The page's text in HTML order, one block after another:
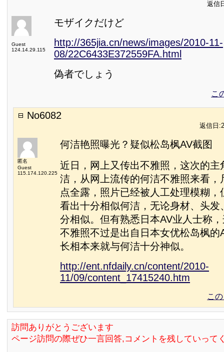
返信
Guest
124.14.29.115
モザイクだけど
http://365jia.cn/news/images/2010-11-
08/22C6433E372559FA.html
偽者でしょう
こ
No6082
返信日
匿名
Guest
115.174.120.225
何洁艳照曝光？疑似松岛枫AV截图
近日，网上又传出不雅照，这次的主
洁，从网上流传的何洁不雅照来看，
点全露，照片已经被人工处理模糊，
看出十分相似何洁，无论身材、头发
分相似。但有熟悉日本AV业人士称
不雅照不过是出自日本女优松岛枫的
长相本来就与何洁十分神似。
http://ent.nfdaily.cn/content/2010-
11/09/content_17415240.htm
こ
訪問ありがとうございます
ページ訪問の際ぜひ一言回答,コメントを残していって